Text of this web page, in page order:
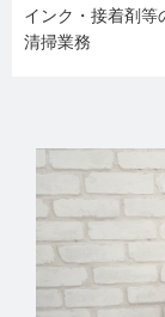
インク・接着剤等
清掃業務